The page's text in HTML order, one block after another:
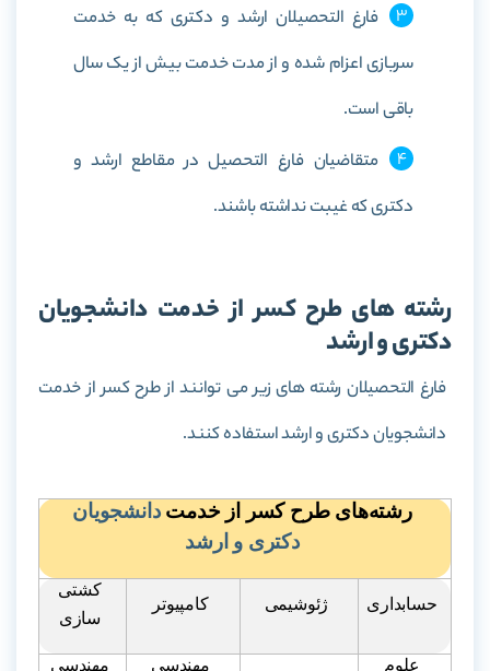
فارغ التحصیلان ارشد و دکتری که به خدمت
سربازی اعزام شده‌ و از مدت خدمت بیش از یک سال
باقی است.
متقاضیان فارغ التحصیل در مقاطع ارشد و
دکتری که غیبت نداشته باشند.
رشته های طرح کسر از خدمت دانشجویان
دکتری و ارشد
فارغ التحصیلان رشته های زیر می توانند از طرح کسر از خدمت
دانشجویان دکتری و ارشد استفاده کنند.
رشته‌های طرح کسر از خدمتدانشجویان
دکتری و ارشد
حسابداری ژئوشیمی کامپیوتر
کشتی
سازی
علوم مهندسی مهندسی